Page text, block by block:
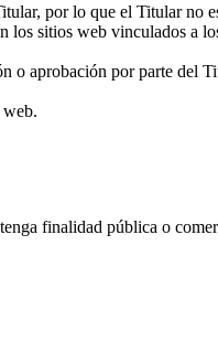
por lo que el Titular no
los sitios web vinculados a
o aprobación por parte del
web.
finalidad pública o